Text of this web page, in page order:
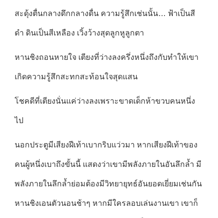
สะดุ้งตื่นกลางดึกกลางดื่น ความรู้สึกเช่นนั้น… ฟ้าเป็นสี
ดำ ดินเป็นสีเหลือง เวิ้งว้างสุดลูกหูลูกตา
หานชิงถอนหายใจ เตียงที่ว่างลงครึ่งหนึ่งถึงกับทำให้เขา
เกิดความรู้สึกสะทกสะท้อนใจสุดแสน
โชคดีที่เตียงนั่นแค่ว่างลงเพราะขาดเด็กห้าขวบคนหนึ่ง
ไป
นอกประตูมีเสียงฝีเท้าเบากริบแว่วมา หากเสียงฝีเท้าของ
คนผู้หนึ่งเบาถึงขั้นนี้ แสดงว่าเขามีพลังภายในอันลึกล้ำ มี
พลังภายในลึกล้ำย่อมต้องมีวิทยายุทธ์อันยอดเยี่ยมเช่นกัน
หานชิงเอนตัวนอนช้าๆ หากมีใครลอบเล่นงานเขา เขาก็